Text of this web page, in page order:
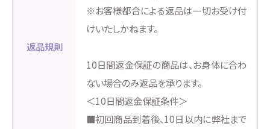
返品規則
※お客様都合による返品は一切お受け付
けいたしかねます。
10日間返金保証の商品は、お身体に合わ
ない場合のみ返品を承ります。
＜10日間返金保証条件＞
■初回商品到着後、10日以内に弊社まで